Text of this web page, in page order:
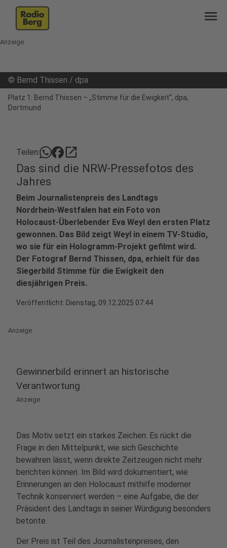
menu
Anzeige
© Bernd Thissen / dpa
Platz 1: Bernd Thissen – „Stimme für die Ewigkeit“, dpa,
Dortmund
Teilen: open_in_new
Das sind die NRW-Pressefotos des
Jahres
Beim Journalistenpreis des Landtags
Nordrhein‑Westfalen hat ein Foto von
Holocaust‑Überlebender Eva Weyl den ersten Platz
gewonnen. Das Bild zeigt Weyl in einem TV‑Studio,
wo sie für ein Hologramm‑Projekt gefilmt wird.
Der Fotograf Bernd Thissen, dpa, erhielt für das
Siegerbild Stimme für die Ewigkeit den
diesjährigen Preis.
Veröffentlicht: Dienstag, 09.12.2025 07:44
Anzeige
Gewinnerbild erinnert an historische
Verantwortung
Anzeige
Das Motiv setzt ein starkes Zeichen: Es rückt die
Frage in den Mittelpunkt, wie sich Geschichte
bewahren lässt, wenn direkte Zeitzeugen nicht mehr
berichten können. Im Bild wird dokumentiert, wie
Erinnerungen an den Holocaust mithilfe moderner
Technik konserviert werden – eine Aufgabe, die der
Präsident des Landtags in seiner Würdigung besonders
betonte.
Der Preis ist Teil des Journalistenpreises, den